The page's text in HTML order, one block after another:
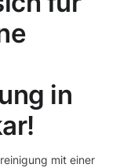
in
mit einer